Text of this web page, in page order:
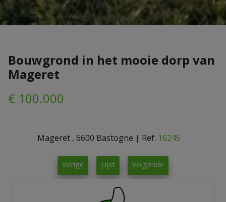
Bouwgrond in het mooie dorp van
Mageret
€ 100.000
Mageret , 6600 Bastogne | Ref: 16245
Vorige Lijst Volgende